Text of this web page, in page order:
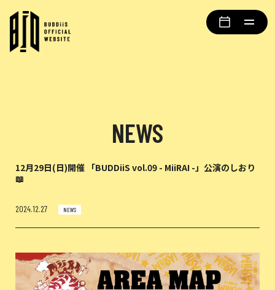
NEWS
12月29日(日)開催 「BUDDiiS vol.09 - MiiRAI -」公演のしおり
📖
2024.12.27 NEWS